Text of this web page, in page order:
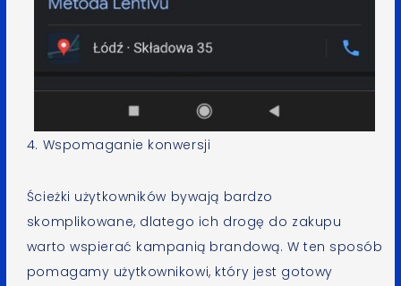
4. Wspomaganie konwersji
Ścieżki użytkowników bywają bardzo
skomplikowane, dlatego ich drogę do zakupu
warto wspierać kampanią brandową. W ten sposób
pomagamy użytkownikowi, który jest gotowy